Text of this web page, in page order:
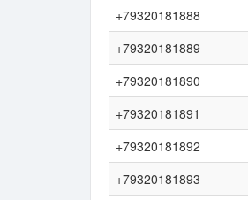
+79320181888
+79320181889
+79320181890
+79320181891
+79320181892
+79320181893